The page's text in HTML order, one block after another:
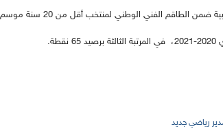
الفني الوطني لمنتخب أقل من 20 سنة موسم 2017-2018.
رياضي جديد